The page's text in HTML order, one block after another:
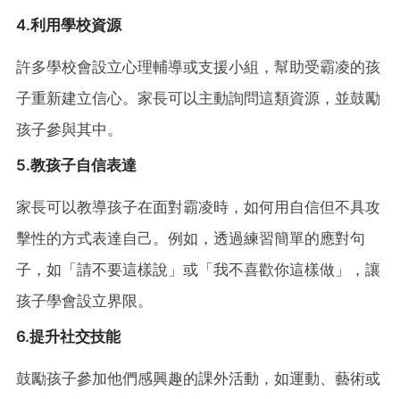
4.利用學校資源
許多學校會設立心理輔導或支援小組，幫助受霸凌的孩
子重新建立信心。家長可以主動詢問這類資源，並鼓勵
孩子參與其中。
5.教孩子自信表達
家長可以教導孩子在面對霸凌時，如何用自信但不具攻
擊性的方式表達自己。例如，透過練習簡單的應對句
子，如「請不要這樣說」或「我不喜歡你這樣做」，讓
孩子學會設立界限。
6.提升社交技能
鼓勵孩子參加他們感興趣的課外活動，如運動、藝術或